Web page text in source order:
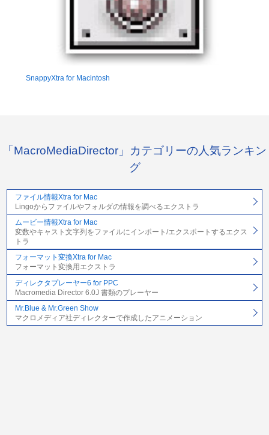
SnappyXtra for Macintosh
「MacroMediaDirector」カテゴリーの人気ランキン
グ
ファイル情報Xtra for Mac
Lingoからファイルやフォルダの情報を調べるエクストラ
ムービー情報Xtra for Mac
変数やキャスト文字列をファイルにインポート/エクスポートするエクス
トラ
フォーマット変換Xtra for Mac
フォーマット変換用エクストラ
ディレクタプレーヤー6 for PPC
Macromedia Director 6.0J 書類のプレーヤー
Mr.Blue & Mr.Green Show
マクロメディア社ディレクターで作成したアニメーション